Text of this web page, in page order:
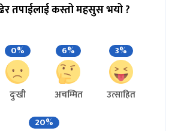
तपाईलाई कस्तो महसुस भयो ?
0%
दुःखी
6%
अचम्मित
3%
उत्साहित
20%